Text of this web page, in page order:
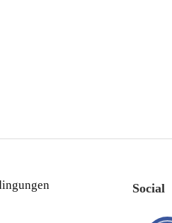
Social